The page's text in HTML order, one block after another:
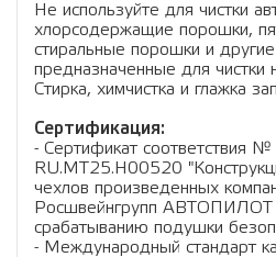
Не используйте для чистки
хлорсодержащие порошки,
стиральные порошки и
предназначенные для чистки
Стирка, химчистка и глажка
Сертификация:
- Сертификат соответствия
RU.МТ25.Н00520
чехлов произведенных
Росшвейнгрупп АВТОПИЛОТ
срабатыванию подушки
- Международный стандарт